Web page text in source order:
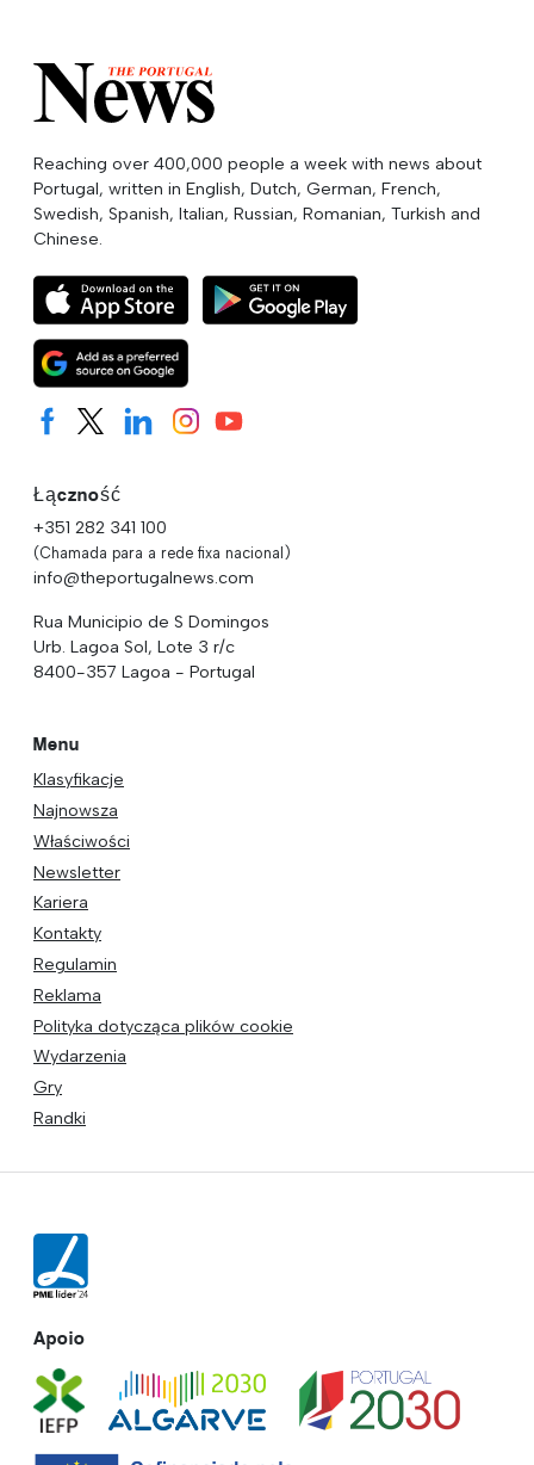
Reaching over 400,000 people a week with news about
Portugal, written in English, Dutch, German, French,
Swedish, Spanish, Italian, Russian, Romanian, Turkish and
Chinese.
Łączność
+351 282 341 100
(Chamada para a rede fixa nacional)
info@theportugalnews.com
Rua Municipio de S Domingos
Urb. Lagoa Sol, Lote 3 r/c
8400-357 Lagoa - Portugal
Menu
Klasyfikacje
Najnowsza
Właściwości
Newsletter
Kariera
Kontakty
Regulamin
Reklama
Polityka dotycząca plików cookie
Wydarzenia
Gry
Randki
Apoio